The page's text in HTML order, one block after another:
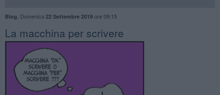
Blog Domenica 22 Settembre 2019ore 09:15
La macchina per scrivere